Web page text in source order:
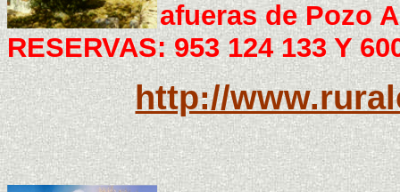
afueras de
RESERVAS: 953 124 133 Y
http://